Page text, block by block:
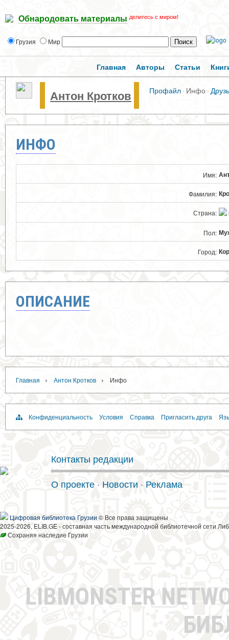
Обнародовать материалы делитесь с миром!
Грузия Мир
Главная Авторы Статьи
Антон Кротков Профайл· Инфо·
ИНФО
Имя:
Фамилия:
Страна:
Пол:
Город:
ОПИСАНИЕ
Главная › Антон Кротков › Инфо
Конфиденциальность Условия Справка Пригласить друга
Контакты редакции
О проекте · Новости · Реклама
Цифровая библиотека Грузии © Все права защищены
2025-2026, ELIB.GE - составная часть международной библиотечной сети
Сохраняя наследие Грузии
LIBMONSTER